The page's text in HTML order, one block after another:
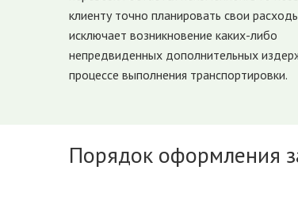
клиенту точно планировать свои
исключает возникновение каких-либо
непредвиденных дополнительных
процессе выполнения транспортировки.
Порядок оформления